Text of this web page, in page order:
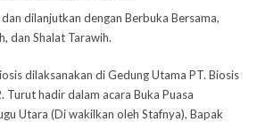
dilanjutkan dengan Berbuka Bersama,
dan Shalat Tarawih.
dilaksanakan di Gedung Utama PT. Biosis
Turut hadir dalam acara Buka Puasa
Utara (Di wakilkan oleh Stafnya), Bapak